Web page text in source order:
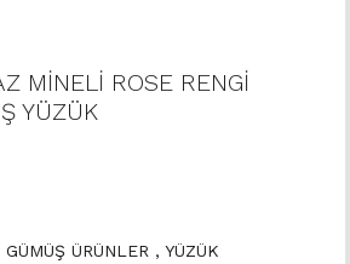
MİNELİ ROSE RENGİ
YÜZÜK
GÜMÜŞ ÜRÜNLER , YÜZÜK